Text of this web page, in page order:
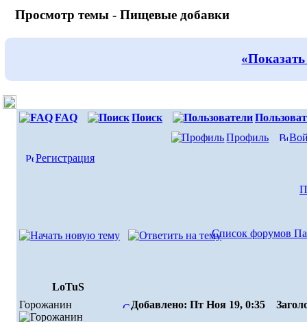
Просмотр темы - Пищевые добавки
FAQ Поиск
Профиль
Регистрация
Список форумов
LoTuS
Горожанин
Добавлено: Пт Ноя 19, 0:35